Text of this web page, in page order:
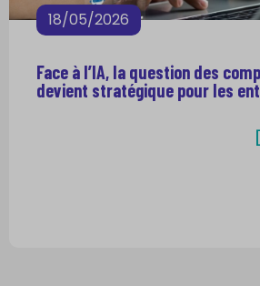
18/05/2026
Face à l’IA, la question des
devient stratégique pour les